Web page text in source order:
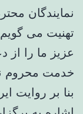
نمایندگان
تهنیت می
عزیز ما را از
خدمت محروم
بنا بر روایت